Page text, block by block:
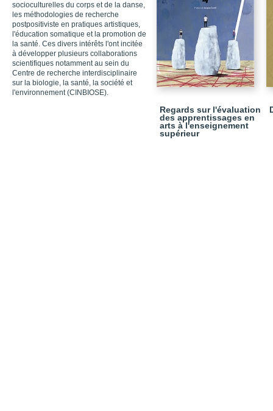
socioculturelles du corps et de la danse,
les méthodologies de recherche
postpositiviste en pratiques artistiques,
l'éducation somatique et la promotion de
la santé. Ces divers intérêts l'ont incitée
à développer plusieurs collaborations
scientifiques notamment au sein du
Centre de recherche interdisciplinaire
sur la biologie, la santé, la société et
l'environnement (CINBIOSE).
Regards sur l'évaluation
des apprentissages en
arts à l'enseignement
supérieur